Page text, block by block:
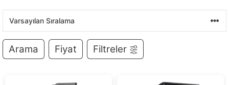
Arama Fiyat Filtreler